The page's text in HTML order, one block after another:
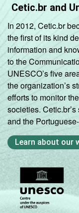
Cetic.br and
In 2012, Cetic.br
the first of its kind
information and
to the
UNESCO’s five
the organization’s
efforts to monitor
societies.
and the
Learn about our